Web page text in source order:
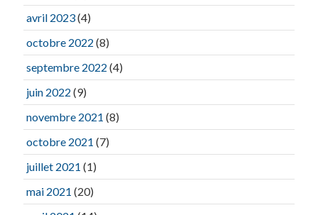
avril 2023(4)
octobre 2022 (8)
septembre 2022 (4)
juin 2022 (9)
novembre 2021 (8)
octobre 2021 (7)
juillet 2021 (1)
mai 2021 (20)